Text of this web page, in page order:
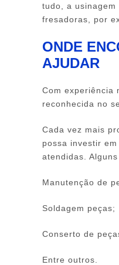
tudo, a usinagem
fresadoras, por
ONDE
AJUDAR
Com experiência
reconhecida no
Cada vez mais
possa investir
atendidas.
Manutenção de
Soldagem peças;
Conserto de
Entre outros.